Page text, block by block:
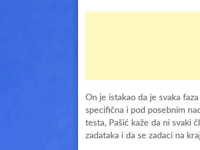
On je istakao da je svaka
specifična i pod posebnim
testa, Pašić kaže da ni svaki
zadataka i da se zadaci na